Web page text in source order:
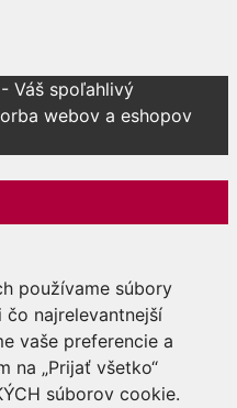
Váš spoľahlivý
webov a eshopov
používame súbory
najrelevantnejší
vaše preferencie a
na „Prijať všetko“
súborov cookie.